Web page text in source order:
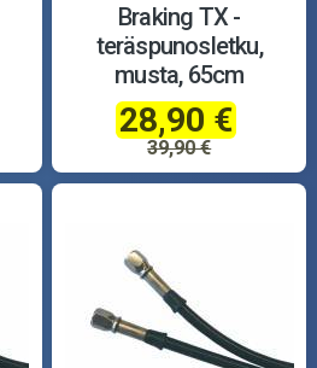
Braking TX -
teräspunosletku,
musta, 65cm
28,90 €
39,90 €